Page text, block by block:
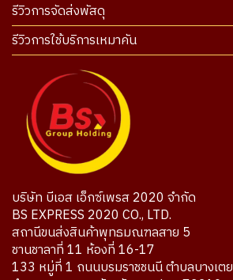
รีวิวการจัดส่งพัสดุ
รีวิวการใช้บริการเหมาคัน
บริษัท บีเอส เอ็กซ์เพรส 2020 จำกัด
BS EXPRESS 2020 CO., LTD.
สถานีขนส่งสินค้าพุทธมณฑลสาย 5
ชานชาลาที่ 11 ห้องที่ 16-17
133 หมู่ที่ 1 ถนนบรมราชชนนี ตำบลบางเตย